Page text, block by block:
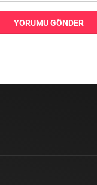
YORUMU GÖNDER